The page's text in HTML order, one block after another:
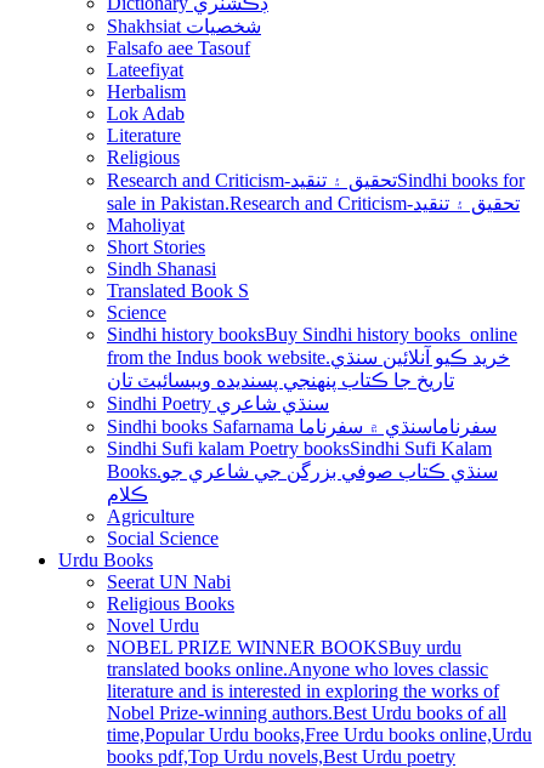
Shakhsiat شخصيات
Falsafo aee Tasouf
Lateefiyat
Herbalism
Lok Adab
Literature
Religious
Research and Criticism-تحقيق ۽ تنقيدSindhi books for
sale in Pakistan.Research and Criticism-تحقيق ۽ تنقيد
Maholiyat
Short Stories
Sindh Shanasi
Translated Book S
Science
Sindhi history booksBuy Sindhi history books online
from the Indus book website.خريد ڪيو آنلائين سنڌي
تاريخ جا ڪتاب پنھنجي پسنديده ويبسائيٽ تان
Sindhi Poetry سنڌي شاعري
Sindhi books Safarnama سفرناماسنڌي ۾ سفرناما
Sindhi Sufi kalam Poetry booksSindhi Sufi Kalam
Books.سنڌي ڪتاب صوفي بزرگن جي شاعري جو
ڪلام
Agriculture
Social Science
Urdu Books
Seerat UN Nabi
Religious Books
Novel Urdu
NOBEL PRIZE WINNER BOOKSBuy urdu
translated books online.Anyone who loves classic
literature and is interested in exploring the works of
Nobel Prize-winning authors.Best Urdu books of all
time,Popular Urdu books,Free Urdu books online,Urdu
books pdf,Top Urdu novels,Best Urdu poetry